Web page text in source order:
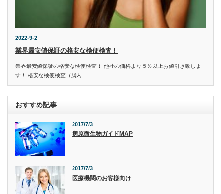
2022-9-2
業界最安値保証の格安な検便検査！
業界最安値保証の格安な検便検査！ 他社の価格より５％以上お値引き致しま
す！ 格安な検便検査（腸内…
おすすめ記事
2017/7/3
病原微生物ガイドMAP
2017/7/3
医療機関のお客様向け